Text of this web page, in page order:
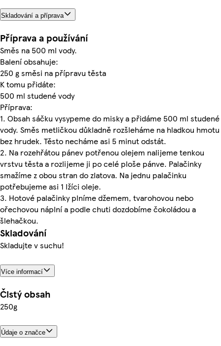
Skladování a příprava
Příprava a používání
Směs na 500 ml vody.
Balení obsahuje:
250 g směsi na přípravu těsta
K tomu přidáte:
500 ml studené vody
Příprava:
1. Obsah sáčku vysypeme do misky a přidáme 500 ml studené
vody. Směs metličkou důkladně rozšleháme na hladkou hmotu
bez hrudek. Těsto necháme asi 5 minut odstát.
2. Na rozehřátou pánev potřenou olejem nalijeme tenkou
vrstvu těsta a rozlijeme ji po celé ploše pánve. Palačinky
smažíme z obou stran do zlatova. Na jednu palačinku
potřebujeme asi 1 lžíci oleje.
3. Hotové palačinky plníme džemem, tvarohovou nebo
ořechovou náplní a podle chuti dozdobíme čokoládou a
šlehačkou.
Skladování
Skladujte v suchu!
Více informací
Čistý obsah
250g
Údaje o značce